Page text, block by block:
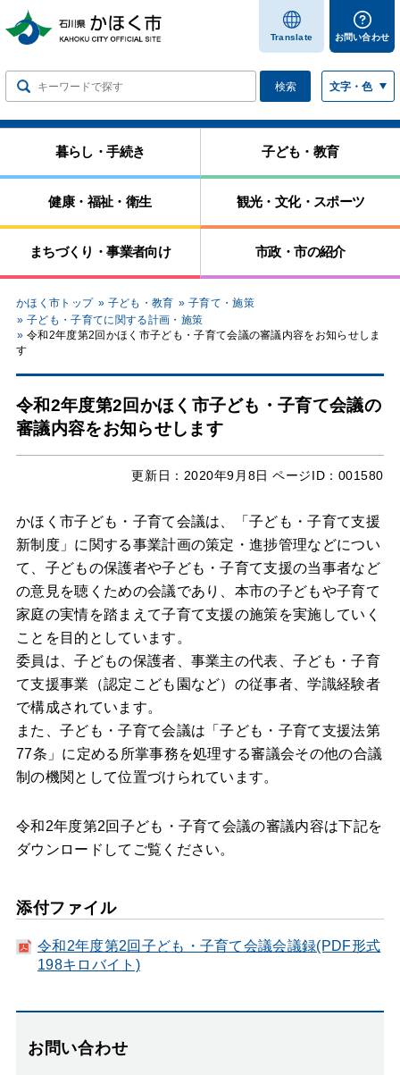
します
Translate お問い合わせ
検索 文字・色
暮らし・手続き 子ども・教育
健康・福祉・衛生 観光・文化・スポーツ
まちづくり・事業者向け 市政・市の紹介
かほく市トップ 子ども・教育
子育て・施策
子ども・子育てに関する計画・施策
令和2年度第2回かほく市子ども・子育て会議の審議内容をお知らせしま
す
令和2年度第2回かほく市子ども・子育て会議の
審議内容をお知らせします
更新日： 2020年9月8日 ページID：001580
かほく市子ども・子育て会議は、「子ども・子育て支援
新制度」に関する事業計画の策定・進捗管理などについ
て、子どもの保護者や子ども・子育て支援の当事者など
の意見を聴くための会議であり、本市の子どもや子育て
家庭の実情を踏まえて子育て支援の施策を実施していく
ことを目的としています。
委員は、子どもの保護者、事業主の代表、子ども・子育
て支援事業（認定こども園など）の従事者、学識経験者
で構成されています。
また、子ども・子育て会議は「子ども・子育て支援法第
77条」に定める所掌事務を処理する審議会その他の合議
制の機関として位置づけられています。
令和2年度第2回子ども・子育て会議の審議内容は下記を
ダウンロードしてご覧ください。
添付ファイル
令和2年度第2回子ども・子育て会議会議録(PDF形式
198キロバイト)
お問い合わせ